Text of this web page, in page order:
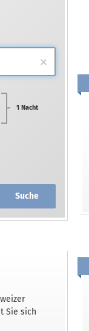
1 Nacht
Suche
Sie sich